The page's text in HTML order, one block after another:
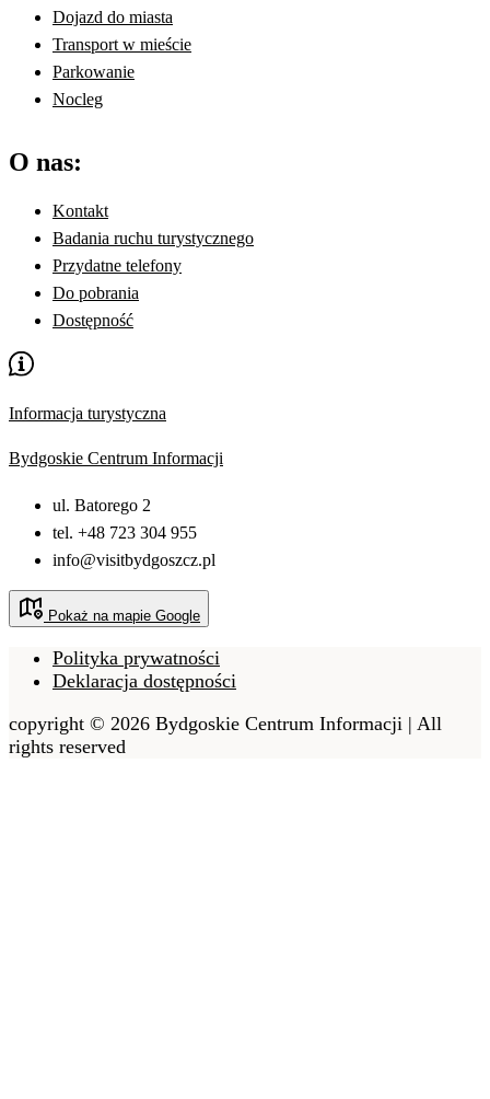
Dojazd do miasta
Transport w mieście
Parkowanie
Nocleg
O nas:
Kontakt
Badania ruchu turystycznego
Przydatne telefony
Do pobrania
Dostępność
Informacja turystyczna
Bydgoskie Centrum Informacji
ul. Batorego 2
tel. +48 723 304 955
info@visitbydgoszcz.pl
Pokaż na mapie Google
Polityka prywatności
Deklaracja dostępności
copyright © 2026 Bydgoskie Centrum Informacji | All
rights reserved